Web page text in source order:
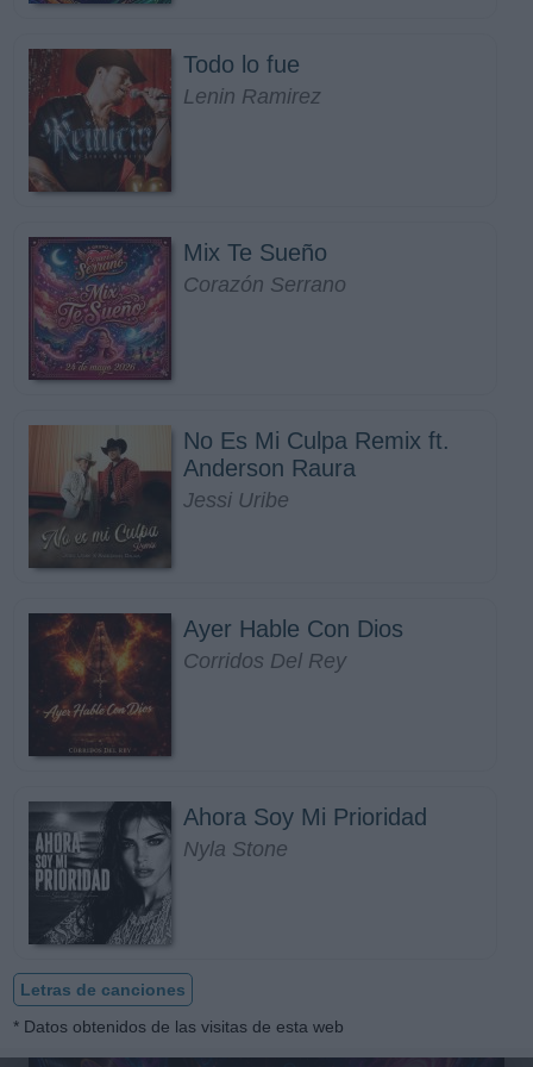
Todo lo fue
Lenin Ramirez
Mix Te Sueño
Corazón Serrano
No Es Mi Culpa Remix ft.
Anderson Raura
Jessi Uribe
Ayer Hable Con Dios
Corridos Del Rey
Ahora Soy Mi Prioridad
Nyla Stone
Letras de canciones
* Datos obtenidos de las visitas de esta web